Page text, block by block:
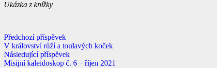
Ukázka z knížky
Předchozí příspěvek
V království růží a toulavých koček
Následující příspěvek
Misijní kaleidoskop č. 6 – říjen 2021